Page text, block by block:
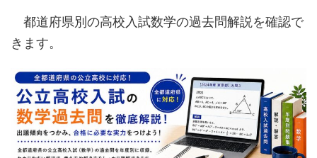
都道府県別の高校入試数学の過去問解説を確認で
きます。